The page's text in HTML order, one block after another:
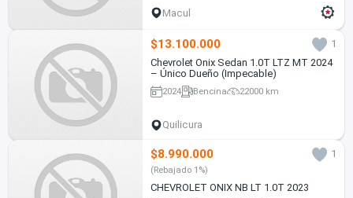
Macul
$13.100.000
1
Chevrolet Onix Sedan 1.0T LTZ MT 2024
– Único Dueño (Impecable)
2024 Bencina 22000 km
Quilicura
$8.990.000 1
(Rebajado 1%)
CHEVROLET ONIX NB LT 1.0T 2023